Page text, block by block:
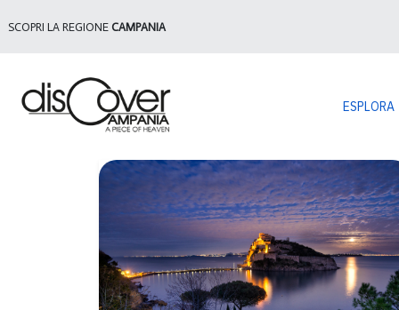
SCOPRI LA REGIONE CAMPANIA
ESPLORA